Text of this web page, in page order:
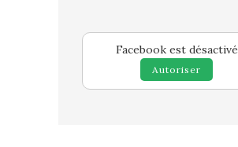
Facebook est désactivé
Autoriser